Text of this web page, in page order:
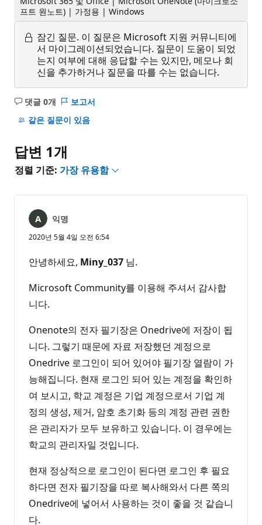
프트 원노트) | 가정용 | Windows
잠긴 질문. 이 질문은 Microsoft 지원 커뮤니티에
서 마이그레이션되었습니다. 질문이 도움이 되었
는지 여부에 대해 응답할 수는 있지만, 메모나 회
신을 추가하거나 질문을 따를 수는 없습니다.
댓글 0개
설
명
음
보고서
같은 질문이 있음
답변 1개
정렬 기준: 가장 유용함
익명
2020년 5월 4일 오전 6:54
안녕하세요, Miny_037 님.
Microsoft Community를 이용해 주셔서 감사합
니다.
Onenote의 전자 필기장은 Onedrive에 저장이 됩
니다. 그렇기 때문에 자료 저장했던 계정으로
Onedrive 로그인이 되어 있어야 필기장 열람이 가
능해집니다. 현재 로그인 되어 있는 계정을 확인하
여 보시고, 학교 계정은 기업 계정으로서 기업 계
정의 생성, 제거, 암호 초기화 등의 계정 관련 권한
은 관리자가 모두 보유하고 있습니다. 이 경우에는
학교의 관리자일 것입니다.
현재 정상적으로 로그인이 된다면 로그인 후 필요
하다면 전자 필기장을 따로 복사해와서 다른 쪽의
Onedrive에 넣어서 사용하는 것이 좋을 것 같습니
다.